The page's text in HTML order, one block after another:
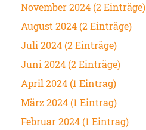
November 2024 (2 Einträge)
August 2024 (2 Einträge)
Juli 2024 (2 Einträge)
Juni 2024 (2 Einträge)
April 2024 (1 Eintrag)
März 2024 (1 Eintrag)
Februar 2024 (1 Eintrag)